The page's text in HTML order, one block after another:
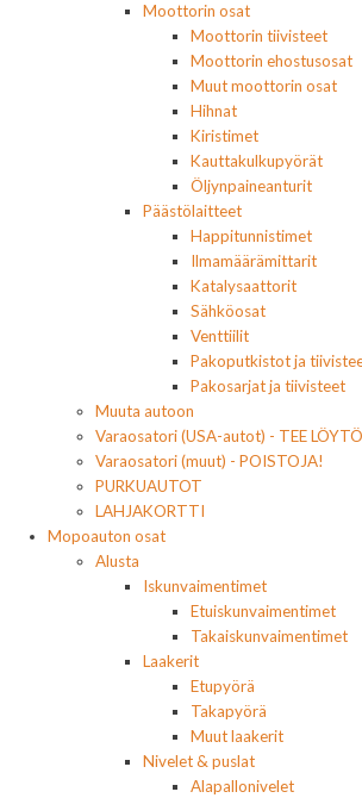
Moottorin osat
Moottorin tiivisteet
Moottorin ehostusosat
Muut moottorin osat
Hihnat
Kiristimet
Kauttakulkupyörät
Öljynpaineanturit
Päästölaitteet
Happitunnistimet
Ilmamäärämittarit
Katalysaattorit
Sähköosat
Venttiilit
Pakoputkistot ja
Pakosarjat ja tiivisteet
Muuta autoon
Varaosatori (USA-autot) - TEE
Varaosatori (muut) - POISTOJA!
PURKUAUTOT
LAHJAKORTTI
Mopoauton osat
Alusta
Iskunvaimentimet
Etuiskunvaimentimet
Takaiskunvaimentimet
Laakerit
Etupyörä
Takapyörä
Muut laakerit
Nivelet & puslat
Alapallonivelet